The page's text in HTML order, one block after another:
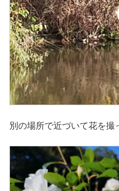
別の場所で近づいて花を撮